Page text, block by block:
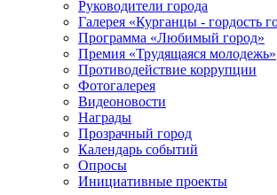
Руководители города
Галерея «Курганцы - гордость
Программа «Любимый город»
Премия «Трудящаяся молодежь»
Противодействие коррупции
Фотогалерея
Видеоновости
Награды
Прозрачный город
Календарь событий
Опросы
Инициативные проекты